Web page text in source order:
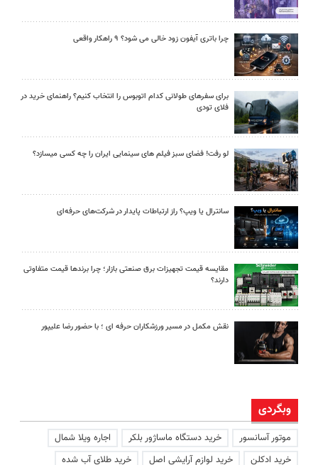
چرا باتری آیفون زود خالی می شود؟ ۹ راهکار واقعی
برای سفرهای طولانی کدام اتوبوس را انتخاب کنیم؟ راهنمای خرید در
فلای تودی
لو رفت! فضای سبز فیلم های سینمایی ایران را چه کسی میسازد؟
سانترال یا ویپ؟ راز ارتباطات پایدار در شرکت‌های حرفه‌ای
مقایسه قیمت تجهیزات برق صنعتی بازار؛ چرا برندها قیمت متفاوتی
دارند؟
نقش مکمل در مسیر ورزشکاران حرفه ای ؛ با حضور رضا علیپور
وبگردی
موتور آسانسور خرید دستگاه ماساژور بلکر
اجاره ویلا شمال
خرید ادکلن
خرید لوازم آرایشی اصل
خرید طلای آب شده